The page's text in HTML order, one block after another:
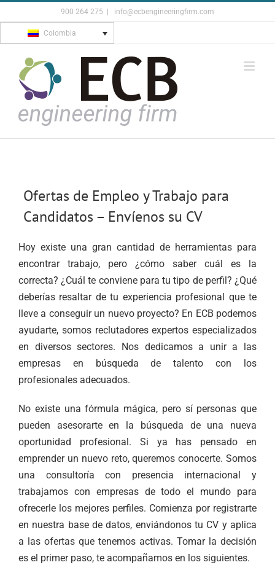
to
content
900 264 275 info@ecbengineeringfirm.com
Colombia
Ofertas de Empleo y Trabajo para
Candidatos – Envíenos su CV
Hoy existe una gran cantidad de herramientas para
encontrar trabajo, pero ¿cómo saber cuál es la
correcta? ¿Cuál te conviene para tu tipo de perfil? ¿Qué
deberías resaltar de tu experiencia profesional que te
lleve a conseguir un nuevo proyecto? En ECB podemos
ayudarte, somos reclutadores expertos especializados
en diversos sectores. Nos dedicamos a unir a las
empresas en búsqueda de talento con los
profesionales adecuados.
No existe una fórmula mágica, pero sí personas que
pueden asesorarte en la búsqueda de una nueva
oportunidad profesional. Si ya has pensado en
emprender un nuevo reto, queremos conocerte. Somos
una consultoría con presencia internacional y
trabajamos con empresas de todo el mundo para
ofrecerle los mejores perfiles. Comienza por registrarte
en nuestra base de datos, enviándonos tu CV y aplica
a las ofertas que tenemos activas. Tomar la decisión
es el primer paso, te acompañamos en los siguientes.